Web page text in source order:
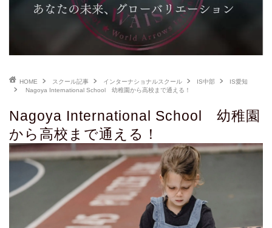
HOME スクール記事 インターナショナルスクール IS中部
IS愛知
Nagoya International School 幼稚園から高校まで通える！
Nagoya International School 幼稚園
から高校まで通える！